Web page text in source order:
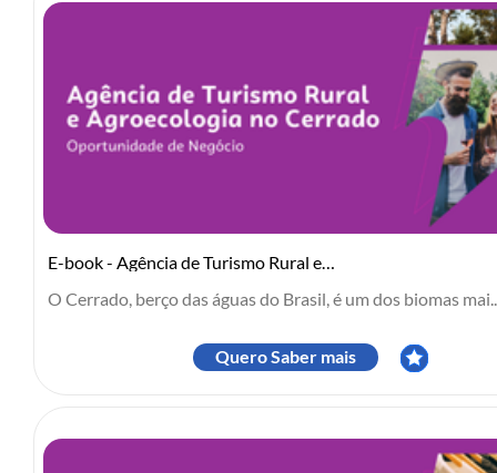
E-book - Agência de Turismo Rural e Agroecologia no Cerrado
O Cerrado, berço das águas do Brasil, é um dos biomas
Quero Saber mais